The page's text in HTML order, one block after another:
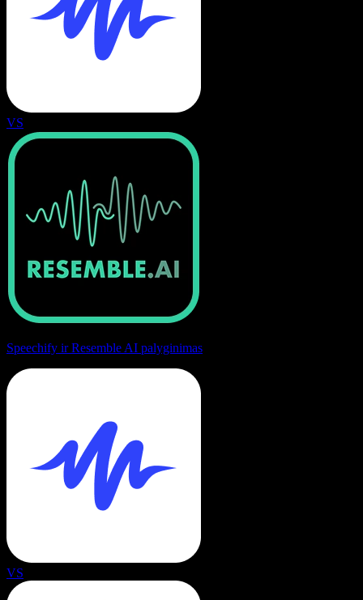
VS
Speechify ir Resemble AI palyginimas
VS